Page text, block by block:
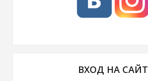
ВХОД НА САЙТ